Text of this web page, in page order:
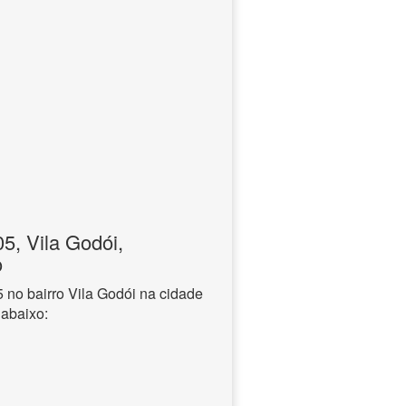
Vila Godói,
bairro Vila Godói na cidade